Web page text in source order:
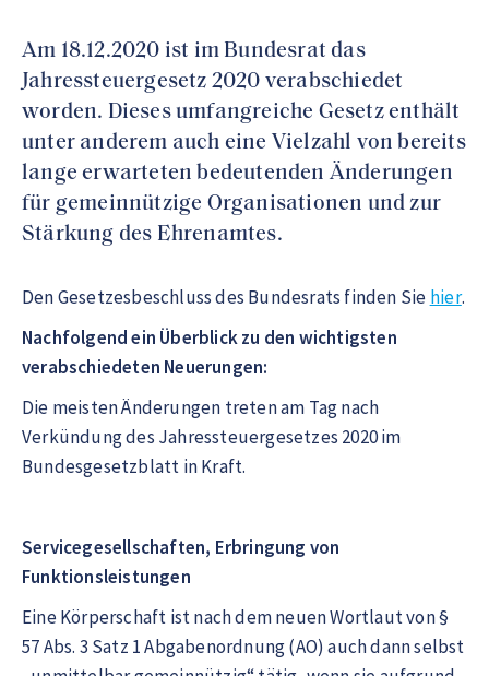
Am 18.12.2020 ist im Bundesrat das
Jahressteuergesetz 2020 verabschiedet
worden. Dieses umfangreiche Gesetz enthält
unter anderem auch eine Vielzahl von bereits
lange erwarteten bedeutenden Änderungen
für gemeinnützige Organisationen und zur
Stärkung des Ehrenamtes.
Den Gesetzesbeschluss des Bundesrats finden Sie hier.
Nachfolgend ein Überblick zu den wichtigsten
verabschiedeten Neuerungen:
Die meisten Änderungen treten am Tag nach
Verkündung des Jahressteuergesetzes 2020 im
Bundesgesetzblatt in Kraft.
Servicegesellschaften, Erbringung von
Funktionsleistungen
Eine Körperschaft ist nach dem neuen Wortlaut von §
57 Abs. 3 Satz 1 Abgabenordnung (AO) auch dann selbst